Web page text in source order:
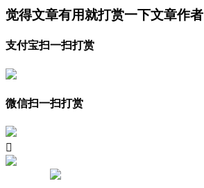
觉得文章有用就打赏一下文章作者
支付宝扫一扫打赏
微信扫一扫打赏
